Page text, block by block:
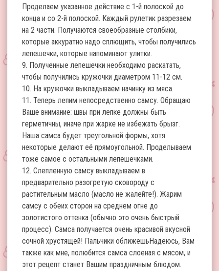
Проделаем указанное действие с 1-й полоской до
конца и со 2-й полоской. Каждый рулетик разрезаем
на 2 части. Получаются своеобразные столбики,
которые аккуратно надо сплющить, чтобы получились
лепешечки, которые напоминают улитки.
9. Полученные лепешечки необходимо раскатать,
чтобы получились кружочки диаметром 11-12 см.
10. На кружочки выкладываем начинку из мяса.
11. Теперь лепим непосредственно самсу. Обращаю
Ваше внимание: швы при лепке должны быть
герметичны, иначе при жарке не избежать брызг.
Наша самса будет треугольной формы, хотя
некоторые делают её прямоугольной. Проделываем
тоже самое с остальными лепешечками.
12. Слепленную самсу выкладываем в
предварительно разогретую сковороду с
растительным масло (масло не жалейте!). Жарим
самсу с обеих сторон на среднем огне до
золотистого оттенка (обычно это очень быстрый
процесс). Самса получается очень красивой вкусной
сочной хрустящей! Пальчики оближешьНадеюсь, Вам
также как мне, полюбится самса слоеная с мясом, и
этот рецепт станет Вашим праздничным блюдом.